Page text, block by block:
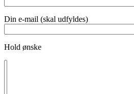
Din e-mail (skal udfyldes)
Hold ønske